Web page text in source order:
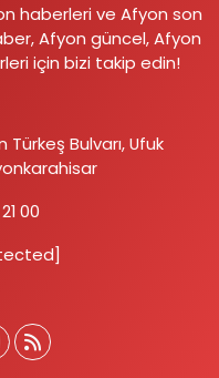
haberleri ve Afyon son
Afyon güncel, Afyon
için bizi takip edin!
Bulvarı, Ufuk
00